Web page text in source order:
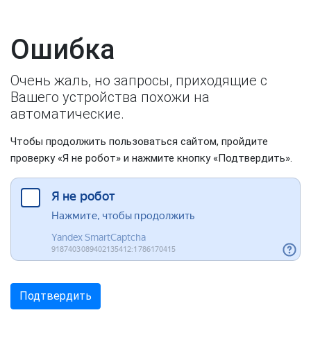
Ошибка
Очень жаль, но запросы, приходящие с
Вашего устройства похожи на
автоматические.
Чтобы продолжить пользоваться сайтом, пройдите
проверку «Я не робот» и нажмите кнопку «Подтвердить».